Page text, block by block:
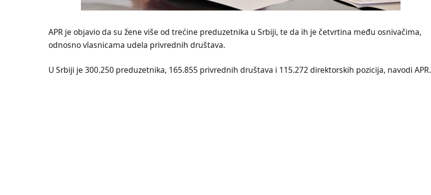
APR je objavio da su žene više od trećine preduzetnika u Srbiji, te da ih je četvrtina među osnivačima,
odnosno vlasnicama udela privrednih društava.
U Srbiji je 300.250 preduzetnika, 165.855 privrednih društava i 115.272 direktorskih pozicija, navodi APR.